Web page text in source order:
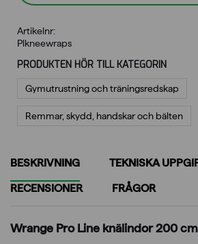
Artikelnr:
Plkneewraps
PRODUKTEN HÖR TILL KATEGORIN
Gymutrustning och träningsredskap
Remmar, skydd, handskar och bälten
BESKRIVNING
TEKNISKA
RECENSIONER
FRÅGOR
Wrange Pro Line knälindor 200 cm